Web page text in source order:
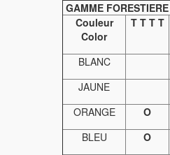
GAMME
Couleur
Color
T T T T
BLANC
JAUNE
ORANGE
O
BLEU
O